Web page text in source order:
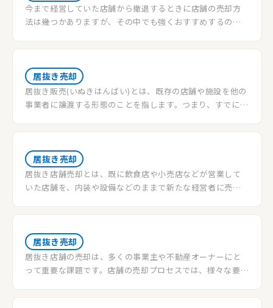
今まで経営していた店舗から撤退するときに店舗の売却方
法は幾つかありますが、その中でも強くおすすめするのは
居抜き売却
居抜き販売(いぬきはんばい)とは、既存の店舗や施設を他の
事業者に譲渡する形態のことを指します。つまり、すでに存
を含めて、一括して販売することを意味します。以下のよう
居抜き売却
居抜き店舗売却とは、既に飲食店や小売店などが営業して
いた店舗を、内装や設備などのままで新たな経営者に売却
地や設備の面でメリットがあり、既存の店舗経営者にとって
抜き店舗売却に関する重要な要素や手順について詳しく解
説します。
居抜き売却
居抜き店舗の売却は、多くの事業主や不動産オーナーにと
って重要な課題です。店舗の売却プロセスでは、様々な要素
する重要なポイントを紹介します。